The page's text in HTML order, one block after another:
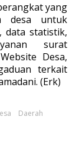
yang
desa untuk
data statistik,
surat
Desa,
terkait
(Erk)
Daerah